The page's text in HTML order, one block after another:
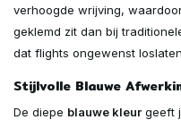
verhoogde wrijving,
geklemd zit dan bij
dat flights ongewenst
Stijlvolle Blauwe
De diepe blauwe kleur geeft